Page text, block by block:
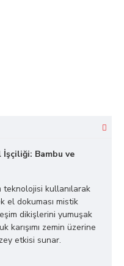
Bambu ve
teknolojisi kullanılarak
el dokuması mistik
dikişlerini yumuşak
karışımı zemin üzerine
etkisi sunar.